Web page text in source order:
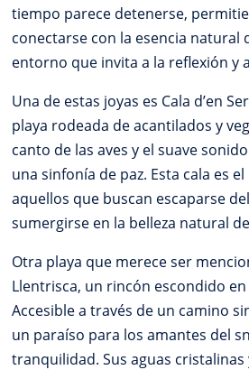
tiempo parece detenerse,
conectarse con la esencia natural
entorno que invita a la reflexión y
Una de estas joyas es Cala d’en
playa rodeada de acantilados y
canto de las aves y el suave
una sinfonía de paz. Esta cala es
aquellos que buscan escaparse
sumergirse en la belleza natural
Otra playa que merece ser
Llentrisca, un rincón escondido en
Accesible a través de un camino
un paraíso para los amantes del
tranquilidad. Sus aguas